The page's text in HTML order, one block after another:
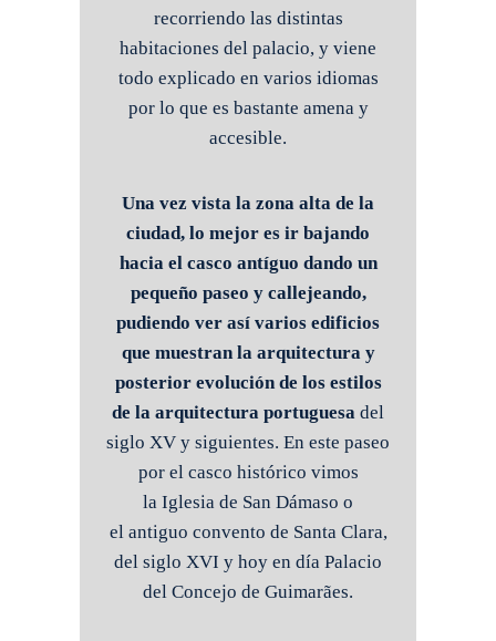
recorriendo las distintas
habitaciones del palacio, y viene
todo explicado en varios idiomas
por lo que es bastante amena y
accesible.
Una vez vista la zona alta de la
ciudad, lo mejor es ir bajando
hacia el casco antíguo dando un
pequeño paseo y callejeando,
pudiendo ver así varios edificios
que muestran la arquitectura y
posterior evolución de los estilos
de la arquitectura portuguesa del
siglo XV y siguientes. En este paseo
por el casco histórico vimos
la Iglesia de San Dámaso o
el antiguo convento de Santa Clara,
del siglo XVI y hoy en día Palacio
del Concejo de Guimarães.